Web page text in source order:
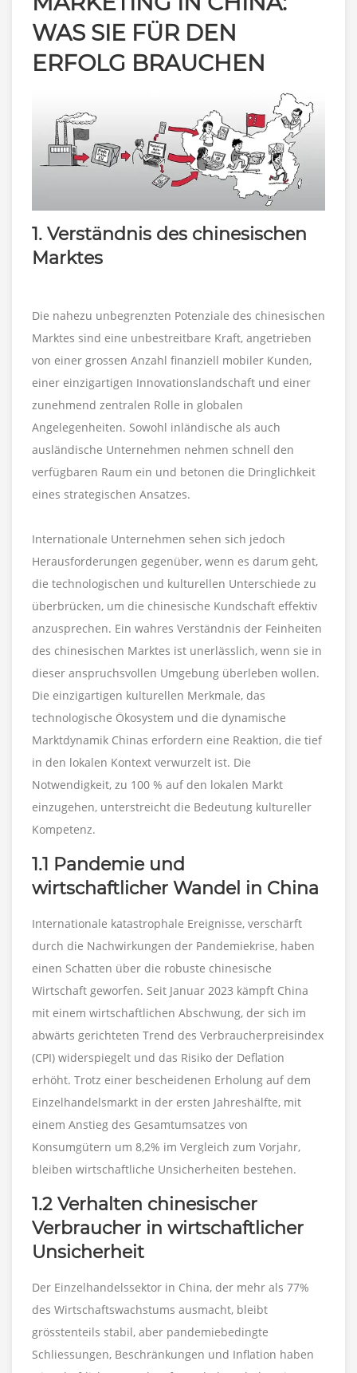
WAS SIE FÜR DEN
ERFOLG BRAUCHEN
1. Verständnis des chinesischen
Marktes
Die nahezu unbegrenzten Potenziale des chinesischen
Marktes sind eine unbestreitbare Kraft, angetrieben
von einer grossen Anzahl finanziell mobiler Kunden,
einer einzigartigen Innovationslandschaft und einer
zunehmend zentralen Rolle in globalen
Angelegenheiten. Sowohl inländische als auch
ausländische Unternehmen nehmen schnell den
verfügbaren Raum ein und betonen die Dringlichkeit
eines strategischen Ansatzes.
Internationale Unternehmen sehen sich jedoch
Herausforderungen gegenüber, wenn es darum geht,
die technologischen und kulturellen Unterschiede zu
überbrücken, um die chinesische Kundschaft effektiv
anzusprechen. Ein wahres Verständnis der Feinheiten
des chinesischen Marktes ist unerlässlich, wenn sie in
dieser anspruchsvollen Umgebung überleben wollen.
Die einzigartigen kulturellen Merkmale, das
technologische Ökosystem und die dynamische
Marktdynamik Chinas erfordern eine Reaktion, die tief
in den lokalen Kontext verwurzelt ist. Die
Notwendigkeit, zu 100 % auf den lokalen Markt
einzugehen, unterstreicht die Bedeutung kultureller
Kompetenz.
1.1 Pandemie und
wirtschaftlicher Wandel in China
Internationale katastrophale Ereignisse, verschärft
durch die Nachwirkungen der Pandemiekrise, haben
einen Schatten über die robuste chinesische
Wirtschaft geworfen. Seit Januar 2023 kämpft China
mit einem wirtschaftlichen Abschwung, der sich im
abwärts gerichteten Trend des Verbraucherpreisindex
(CPI) widerspiegelt und das Risiko der Deflation
erhöht. Trotz einer bescheidenen Erholung auf dem
Einzelhandelsmarkt in der ersten Jahreshälfte, mit
einem Anstieg des Gesamtumsatzes von
Konsumgütern um 8,2% im Vergleich zum Vorjahr,
bleiben wirtschaftliche Unsicherheiten bestehen.
1.2 Verhalten chinesischer
Verbraucher in wirtschaftlicher
Unsicherheit
Der Einzelhandelssektor in China, der mehr als 77%
des Wirtschaftswachstums ausmacht, bleibt
grösstenteils stabil, aber pandemiebedingte
Schliessungen, Beschränkungen und Inflation haben